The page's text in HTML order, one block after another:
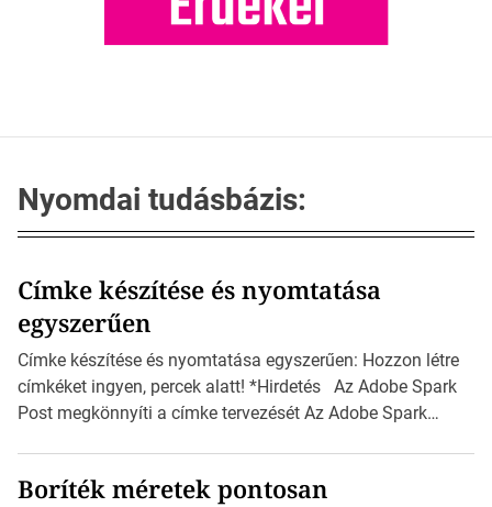
Nyomdai tudásbázis:
Címke készítése és nyomtatása
egyszerűen
Címke készítése és nyomtatása egyszerűen: Hozzon létre
címkéket ingyen, percek alatt! *Hirdetés Az Adobe Spark
Post megkönnyíti a címke tervezését Az Adobe Spark
igazán foroghatnak a kreatív fogaskerekek, miközben
Boríték méretek pontosan